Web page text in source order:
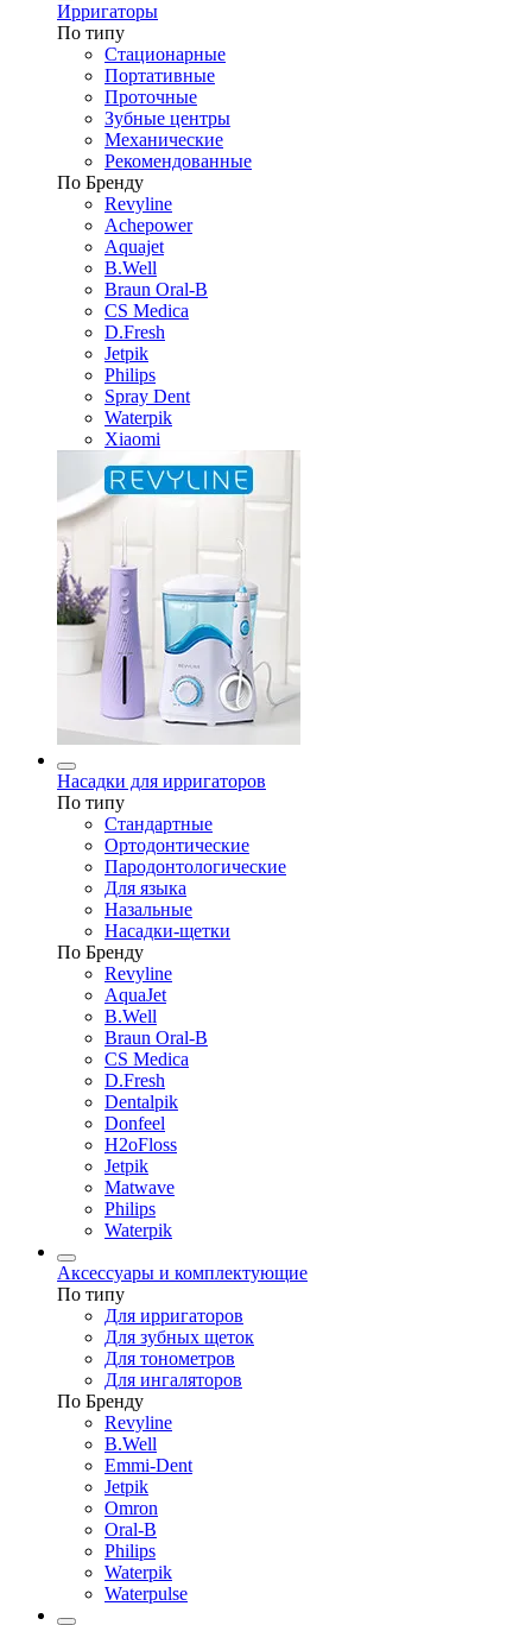
Ирригаторы
По типу
Стационарные
Портативные
Проточные
Зубные центры
Механические
Рекомендованные
По Бренду
Revyline
Achepower
Aquajet
B.Well
Braun Oral-B
CS Medica
D.Fresh
Jetpik
Philips
Spray Dent
Waterpik
Xiaomi
Насадки для ирригаторов
По типу
Стандартные
Ортодонтические
Пародонтологические
Для языка
Назальные
Насадки-щетки
По Бренду
Revyline
AquaJet
B.Well
Braun Oral-B
CS Medica
D.Fresh
Dentalpik
Donfeel
H2oFloss
Jetpik
Matwave
Philips
Waterpik
Аксессуары и комплектующие
По типу
Для ирригаторов
Для зубных щеток
Для тонометров
Для ингаляторов
По Бренду
Revyline
B.Well
Emmi-Dent
Jetpik
Omron
Oral-B
Philips
Waterpik
Waterpulse